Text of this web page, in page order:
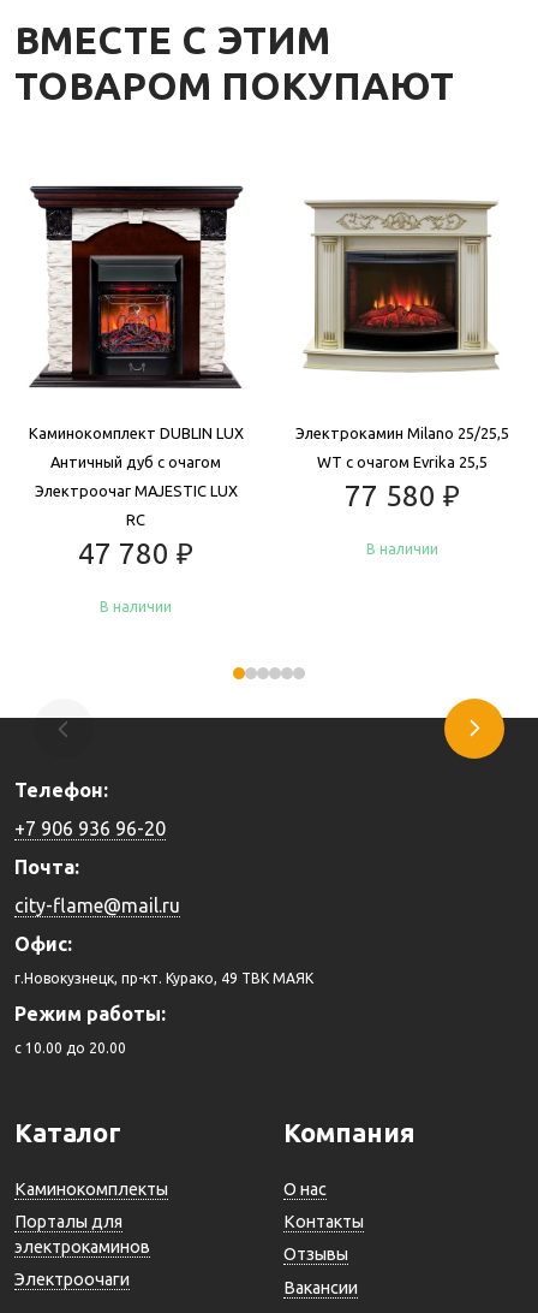
ВМЕСТЕ С ЭТИМ
ТОВАРОМ ПОКУПАЮТ
Каминокомплект DUBLIN LUX
Античный дуб с очагом
Электроочаг MAJESTIC LUX
RC
47 780 ₽
В наличии
Электрокамин Milano 25/25,5
WT с очагом Evrika 25,5
77 580 ₽
В наличии
Телефон:
+7 906 936 96-20
Почта:
city-flame@mail.ru
Офис:
г.Новокузнецк, пр-кт. Курако, 49 ТВК МАЯК
Режим работы:
c 10.00 до 20.00
Каталог
Каминокомплекты
Порталы для
электрокаминов
Электроочаги
Компания
О нас
Контакты
Отзывы
Вакансии